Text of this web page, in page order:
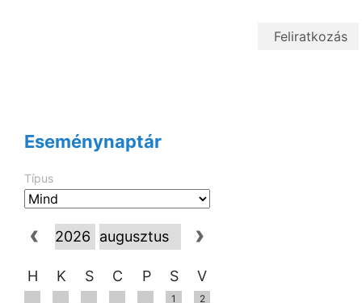
Eseménynaptár
Típus
H K S C P S V
1 2